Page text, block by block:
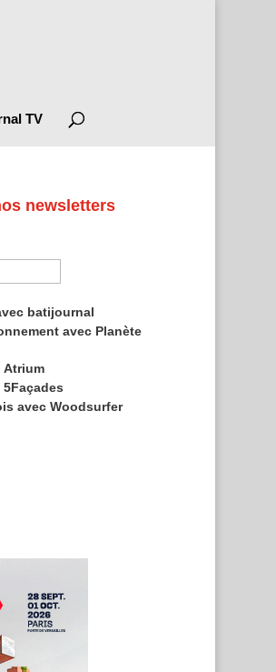
TV
newsletters
batijournal
avec Planète
Atrium
avec Woodsurfer